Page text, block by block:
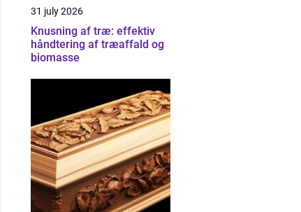
31 july 2026
Knusning af træ: effektiv
håndtering af træaffald og
biomasse